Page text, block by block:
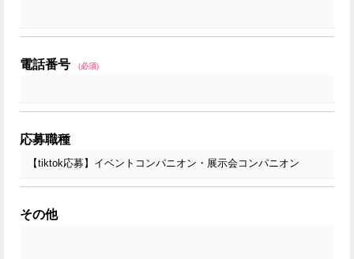
電話番号 (必須)
応募職種
その他